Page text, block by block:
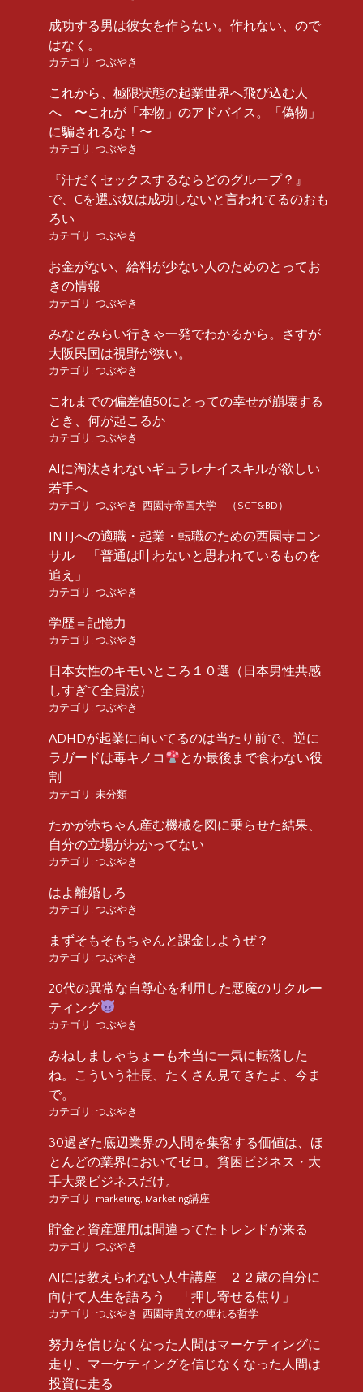
成功する男は彼女を作らない。作れない、ので
はなく。
カテゴリ: つぶやき
これから、極限状態の起業世界へ飛び込む人
へ 〜これが「本物」のアドバイス。「偽物」
に騙されるな！〜
カテゴリ: つぶやき
『汗だくセックスするならどのグループ？』
で、Cを選ぶ奴は成功しないと言われてるのおも
ろい
カテゴリ: つぶやき
お金がない、給料が少ない人のためのとってお
きの情報
カテゴリ: つぶやき
みなとみらい行きゃ一発でわかるから。さすが
大阪民国は視野が狭い。
カテゴリ: つぶやき
これまでの偏差値50にとっての幸せが崩壊する
とき、何が起こるか
カテゴリ: つぶやき
AIに淘汰されないギュラレナイスキルが欲しい
若手へ
カテゴリ: つぶやき 西園寺帝国大学 （SGT&BD）
INTJへの適職・起業・転職のための西園寺コン
サル 「普通は叶わないと思われているものを
追え」
カテゴリ: つぶやき
学歴＝記憶力
カテゴリ: つぶやき
日本女性のキモいところ１０選（日本男性共感
しすぎて全員涙）
カテゴリ: つぶやき
ADHDが起業に向いてるのは当たり前で、逆に
ラガードは毒キノコ
とか最後まで食わない役
割
カテゴリ: 未分類
たかが赤ちゃん産む機械を図に乗らせた結果、
自分の立場がわかってない
カテゴリ: つぶやき
はよ離婚しろ
カテゴリ: つぶやき
まずそもそもちゃんと課金しようぜ？
カテゴリ: つぶやき
20代の異常な自尊心を利用した悪魔のリクルー
ティング
カテゴリ: つぶやき
みねしましゃちょーも本当に一気に転落した
ね。こういう社長、たくさん見てきたよ、今ま
で。
カテゴリ: つぶやき
30過ぎた底辺業界の人間を集客する価値は、ほ
とんどの業界においてゼロ。貧困ビジネス・大
手大衆ビジネスだけ。
カテゴリ: marketing Marketing講座
貯金と資産運用は間違ってたトレンドが来る
カテゴリ: つぶやき
AIには教えられない人生講座 ２２歳の自分に
向けて人生を語ろう 「押し寄せる焦り」
カテゴリ: つぶやき 西園寺貴文の痺れる哲学
努力を信じなくなった人間はマーケティングに
走り、マーケティングを信じなくなった人間は
投資に走る